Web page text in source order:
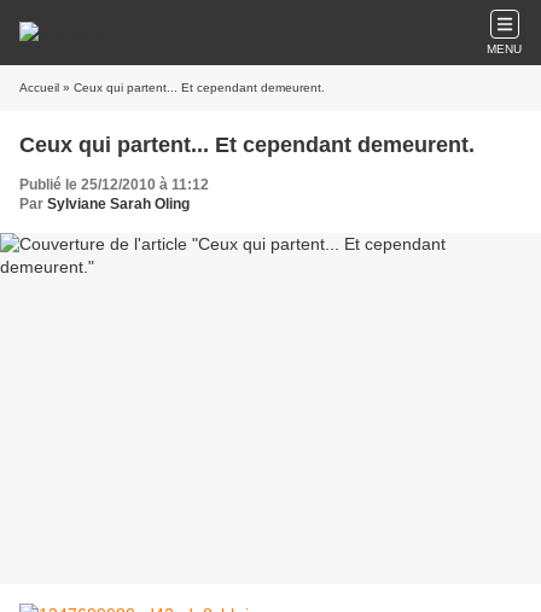
MENU
Accueil » Ceux qui partent... Et cependant demeurent.
Ceux qui partent... Et cependant demeurent.
Publié le 25/12/2010 à 11:12
Par Sylviane Sarah Oling